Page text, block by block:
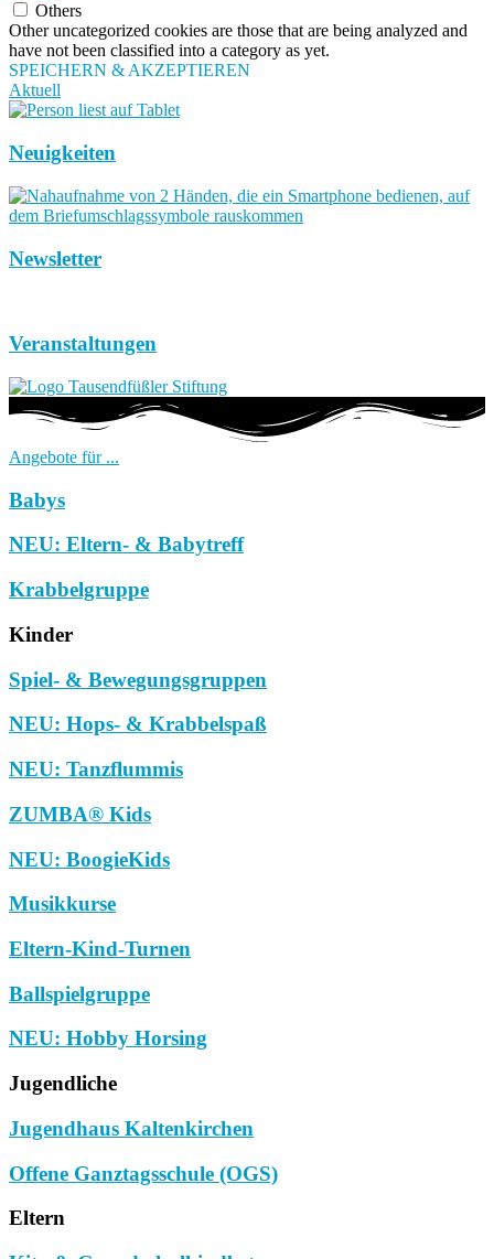
Others
Other uncategorized cookies are those that are being analyzed and
have not been classified into a category as yet.
SPEICHERN & AKZEPTIEREN
Aktuell
Neuigkeiten
Newsletter
Veranstaltungen
Angebote für ...
Babys
NEU: Eltern- & Babytreff
Krabbelgruppe
Kinder
Spiel- & Bewegungsgruppen
NEU: Hops- & Krabbelspaß
NEU: Tanzflummis
ZUMBA® Kids
NEU: BoogieKids
Musikkurse
Eltern-Kind-Turnen
Ballspielgruppe
NEU: Hobby Horsing
Jugendliche
Jugendhaus Kaltenkirchen
Offene Ganztagsschule (OGS)
Eltern